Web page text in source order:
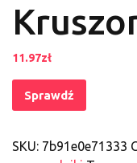
11.97zł
Sprawdź
SKU: 7b91e0e71333